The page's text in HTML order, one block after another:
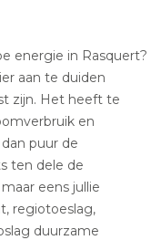
energie in Rasquert?
aan te duiden
zijn. Het heeft te
en
puur de
ten dele de
eens jullie
regiotoeslag,
duurzame